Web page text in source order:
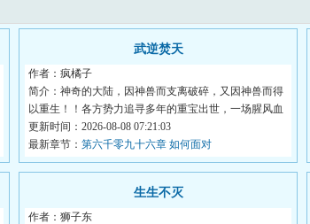
武逆焚天
作者：疯橘子
简介：神奇的大陆，因神兽而支离破碎，又因神兽而得
以重生！！各方势力追寻多年的重宝出世，一场腥风血
雨...
更新时间：2026-08-08 07:21:03
最新章节： 第六千零九十六章 如何面对
生生不灭
作者：狮子东